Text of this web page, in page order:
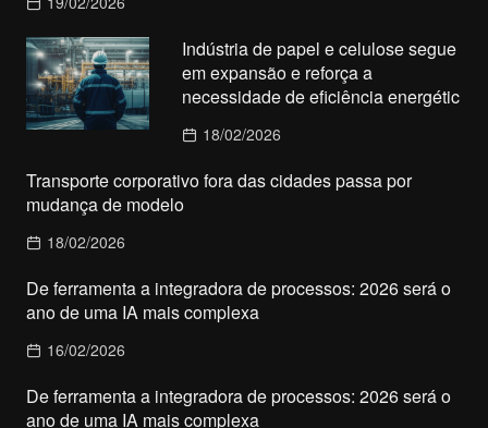
Indústria de papel e celulose segue
em expansão e reforça a
necessidade de eficiência energétic
18/02/2026
Transporte corporativo fora das cidades passa por
mudança de modelo
18/02/2026
De ferramenta a integradora de processos: 2026 será o
ano de uma IA mais complexa
16/02/2026
De ferramenta a integradora de processos: 2026 será o
ano de uma IA mais complexa